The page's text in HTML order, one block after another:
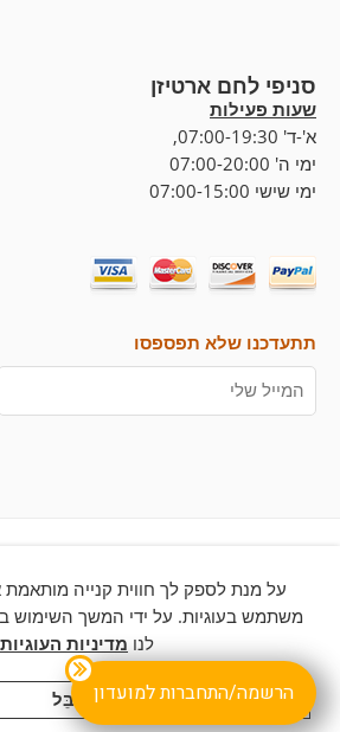
סניפי לחם ארטיזן
שעות פעילות
א'-ד' 07:00-19:30,
ימי ה' 07:00-20:00
ימי שישי 07:00-15:00
תתעדכנו שלא תפספסו
© 2026 – כל הזכויות שמורות ללחם ארטיזן
על מנת לספק לך חווית קנייה
משתמש בעוגיות. על ידי המשך השימוש
לנו מדיניות
לְקַבֵּלהרשמה/התחברות למועדון